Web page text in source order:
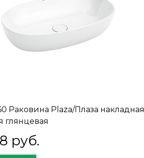
Раковина Plaza/Плаза накладная
глянцевая
руб.